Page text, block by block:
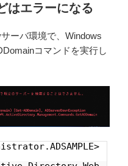
はエラーになる
ーバ環境で、Windows
コマンドを実行し